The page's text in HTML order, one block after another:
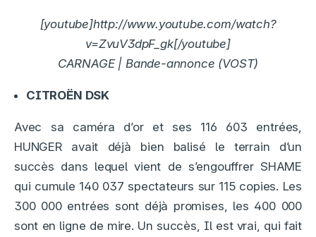
[youtube]http://www.youtube.com/watch?
v=ZvuV3dpF_gk[/youtube]
CARNAGE | Bande-annonce (VOST)
CITROËN DSK
Avec sa caméra d’or et ses 116 603 entrées,
HUNGER avait déjà bien balisé le terrain d’un
succès dans lequel vient de s’engouffrer SHAME
qui cumule 140 037 spectateurs sur 115 copies. Les
300 000 entrées sont déjà promises, les 400 000
sont en ligne de mire. Un succès, Il est vrai, qui fait